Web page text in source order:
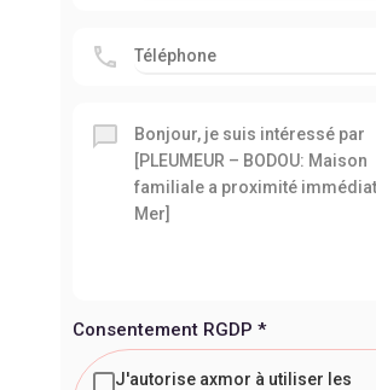
Consentement RGDP *
J'autorise axmor à utiliser les